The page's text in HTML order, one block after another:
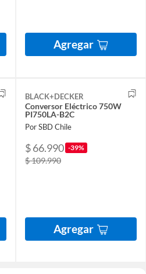
Agregar
BLACK+DECKER
Conversor Eléctrico 750W
PI750LA-B2C
Por SBD Chile
$ 66.990 -39%
$ 109.990
Agregar